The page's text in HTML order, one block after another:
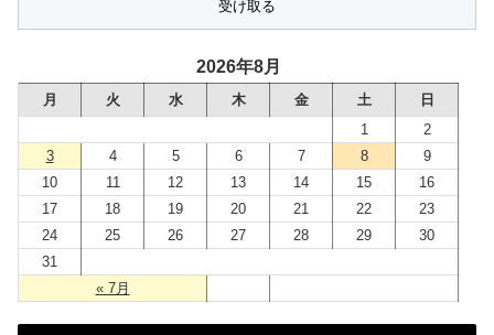
レ
ス
2026年8月
月 火 水 木 金 土 日
« 7月
1
2
3
4 5 6 7 8
9
10
11 12 13 14 15
16
17
18 19 20 21 22
23
24
25 26 27 28 29
30
31